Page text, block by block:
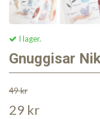
I lager.
Gnuggisar
49 kr
29 kr